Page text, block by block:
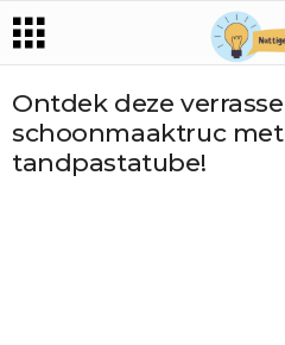
Ontdek deze
schoonmaaktruc
tandpastatube!